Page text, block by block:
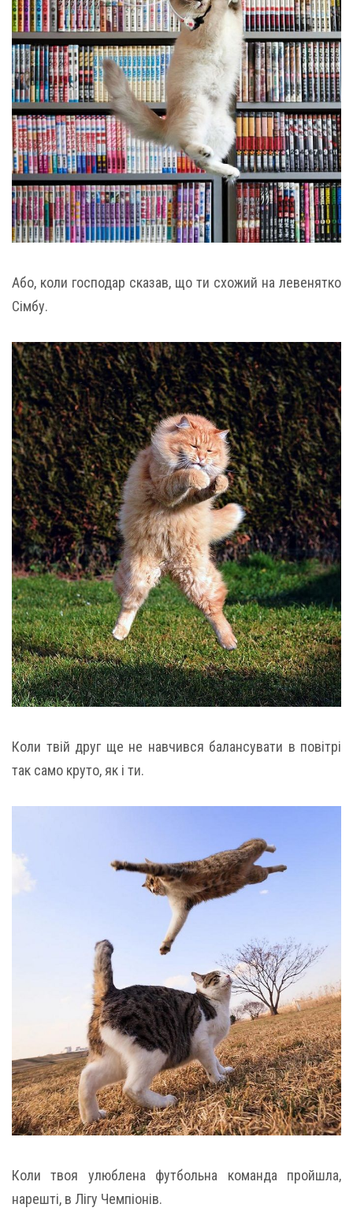
Або, коли господар сказав, що ти схожий на левенятко
Сімбу.
Коли твій друг ще не навчився балансувати в повітрі
так само круто, як і ти.
Коли твоя улюблена футбольна команда пройшла,
нарешті, в Лігу Чемпіонів.